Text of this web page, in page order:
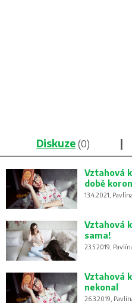
Diskuze(0) |
Vztahová
době
13.4.2021,
Vztahová
sama!
23.5.2019,
Vztahová
nekonal
26.3.2019,